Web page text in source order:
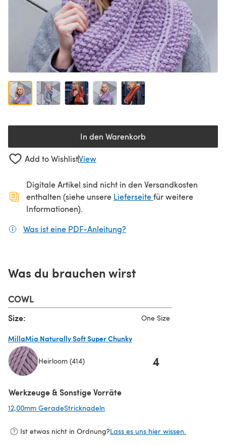
In den Warenkorb
Add to WishlistView
Digitale Artikel sind nicht in den Versandkosten
enthalten (siehe unsere Lieferseite(öffnet sich in
für weitere
Informationen).
Was ist eine PDF-Anleitung?
Was du brauchen wirst
COWL
Size: One Size
MillaMia Naturally Soft Super Chunky
Heirloom (414) 4
Werkzeuge & Sonstige Vorräte
12,00mm GeradeStricknadeln
Ist etwas nicht in Ordnung?Lass es uns hier wissen.